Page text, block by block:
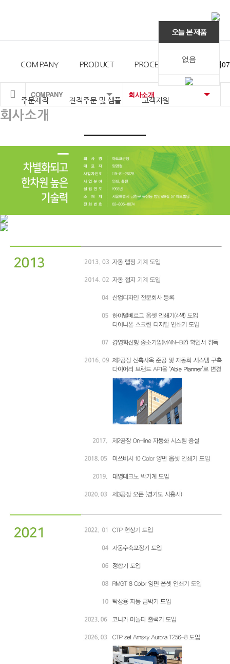
COMPANY PRODUCT PROCESS 주요거래처
주문제작 견적주문 및 샘플 고객지원
02. 805. 8807
COMPANY 회사소개
회사소개
오늘 본 제품
없음